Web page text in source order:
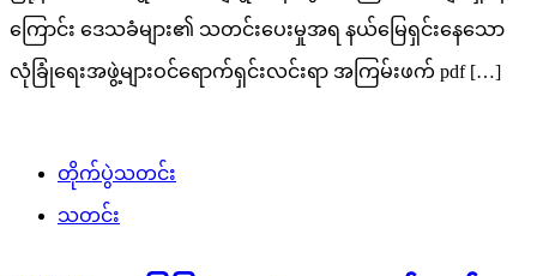
ကြောင်း ဒေသခံများ၏ သတင်းပေးမှုအရ နယ်မြေရှင်းနေသော
လုံခြုံရေးအဖွဲ့များဝင်ရောက်ရှင်းလင်းရာ အကြမ်းဖက် pdf […]
တိုက်ပွဲသတင်း
သတင်း